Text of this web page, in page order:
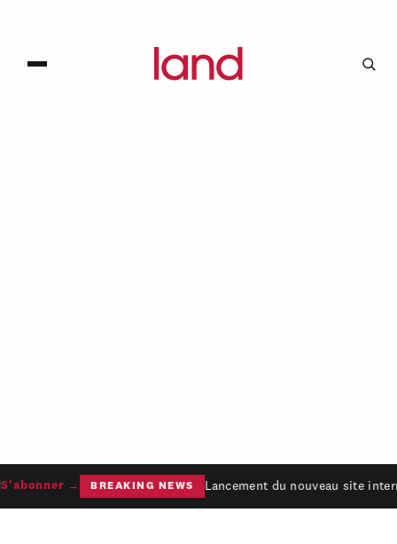
→ BREAKING NEWS Lancement du nouveau site